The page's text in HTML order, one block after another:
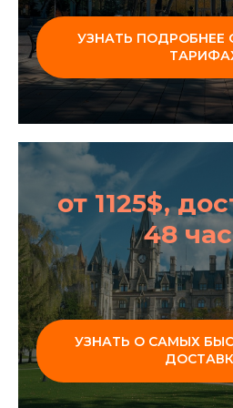
УЗНАТЬ ПОДРОБНЕЕ
от 1125$,
48
УЗНАТЬ О САМЫХ